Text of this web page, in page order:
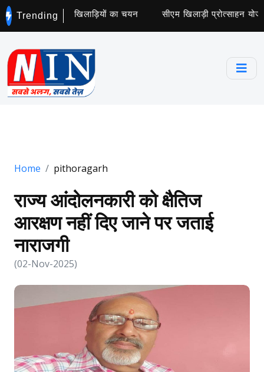
Trending
कॉलेज के लिए 5 खिलाड़ियों का चयन सीएम खिलाड़ी प्रोत्साहन
Home pithoragarh
राज्य आंदोलनकारी को क्षैतिज
आरक्षण नहीं दिए जाने पर जताई
नाराजगी
(02-Nov-2025)